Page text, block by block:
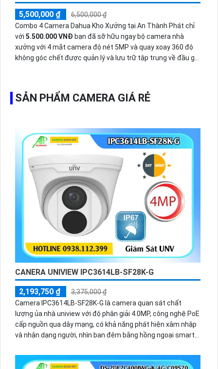
5,500,000 ₫
6,500,000 ₫
Combo 4 Camera Dahua Kho Xưởng tại An Thành Phát chỉ
với 5.500.000 VNĐ bạn đã sỡ hữu ngay bộ camera nhà
xưởng với 4 mắt camera độ nét 5MP và quay xoay 360 độ
không góc chết được quản lý và lưu trữ tập trung về đầu ghi
SẢN PHẨM CAMERA GIÁ RẺ
CANERA UNIVIEW IPC3614LB-SF28K-G
2,193,750 ₫
3,375,000 ₫
Camera IPC3614LB-SF28K-G là camera quan sát chất
lượng ủa nhà uniview với độ phân giải 4.0MP, công nghệ PoE
cấp nguồn qua dây mạng, có khả năng phát hiện xâm nhập
và nhận dạng người, nhìn ban đêm bằng hồng ngoại smart